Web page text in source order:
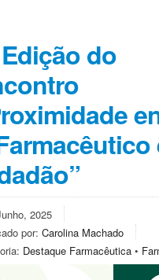
Edição do
2025
por: Carolina Machado
Destaque Farmacêutica •